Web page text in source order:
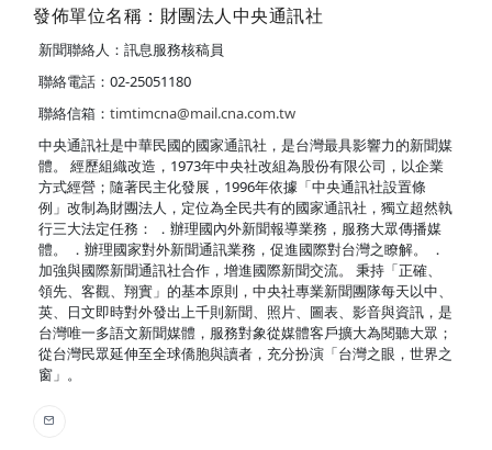
發佈單位名稱：財團法人中央通訊社
新聞聯絡人：訊息服務核稿員
聯絡電話：02-25051180
聯絡信箱： timtimcna@mail.cna.com.tw
中央通訊社是中華民國的國家通訊社，是台灣最具影響力的新聞媒
體。 經歷組織改造，1973年中央社改組為股份有限公司，以企業
方式經營；隨著民主化發展，1996年依據「中央通訊社設置條
例」改制為財團法人，定位為全民共有的國家通訊社，獨立超然執
行三大法定任務： ．辦理國內外新聞報導業務，服務大眾傳播媒
體。 ．辦理國家對外新聞通訊業務，促進國際對台灣之瞭解。 ．
加強與國際新聞通訊社合作，增進國際新聞交流。 秉持「正確、
領先、客觀、翔實」的基本原則，中央社專業新聞團隊每天以中、
英、日文即時對外發出上千則新聞、照片、圖表、影音與資訊，是
台灣唯一多語文新聞媒體，服務對象從媒體客戶擴大為閱聽大眾；
從台灣民眾延伸至全球僑胞與讀者，充分扮演「台灣之眼，世界之
窗」。